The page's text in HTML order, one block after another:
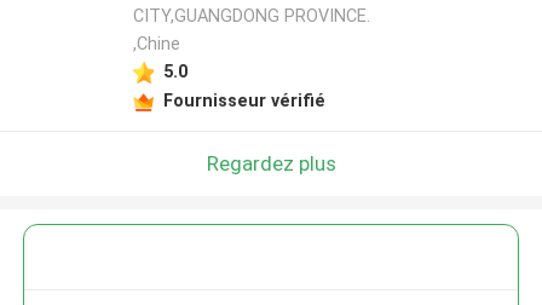
CITY,GUANGDONG PROVINCE.
,Chine
5.0
Fournisseur vérifié
Regardez plus